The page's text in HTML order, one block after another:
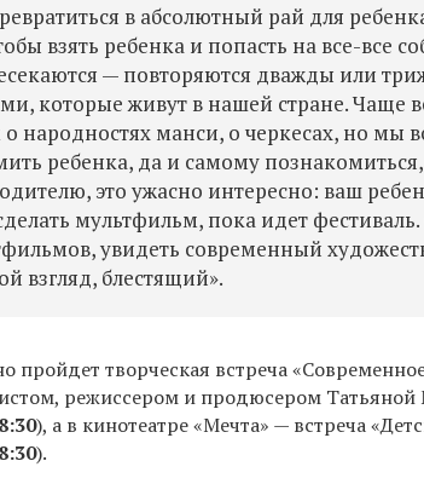
в абсолютный рай для
взять ребенка и попасть на все-все
— повторяются дважды или
которые живут в нашей стране. Чаще
народностях манси, о черкесах, но мы
ребенка, да и самому познакомиться,
это ужасно интересно: ваш
мультфильм, пока идет
увидеть современный
взгляд, блестящий».
пройдет творческая встреча
режиссером и продюсером
), а в кинотеатре «Мечта» — встреча
).